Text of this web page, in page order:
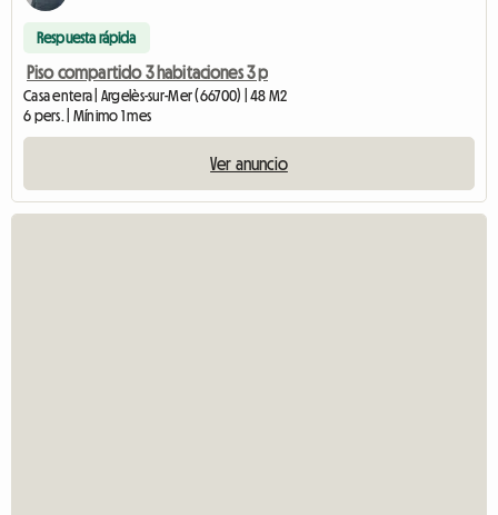
Respuesta rápida
Piso compartido 3 habitaciones 3 p
Casa entera | Argelès-sur-Mer (66700) | 48 M2
6 pers. | Mínimo 1 mes
Ver anuncio